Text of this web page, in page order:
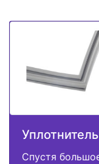
Уплотнитель
Спустя